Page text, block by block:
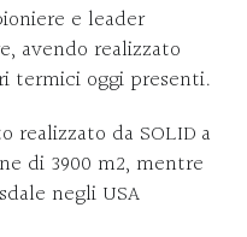
e leader
avendo realizzato
termici oggi presenti.
realizzato da SOLID a
di 3900 m2, mentre
negli USA